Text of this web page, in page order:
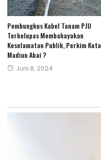
Pembungkus Kabel Tanam PJU
Terkelupas Membahayakan
Keselamatan Publik, Perkim Kota
Madiun Abai ?
Posted
Juni 8, 2024